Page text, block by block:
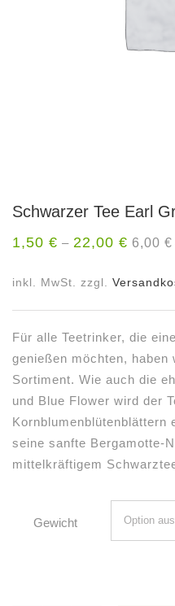
Schwarzer Tee Earl
1,50 € – 22,00 € 6,00 €
inkl. MwSt. zzgl.
Für alle Teetrinker, die
genießen möchten, haben
Sortiment. Wie auch die
und Blue Flower wird der
Kornblumenblütenblättern
seine sanfte Bergamotte-
mittelkräftigem
Gewicht